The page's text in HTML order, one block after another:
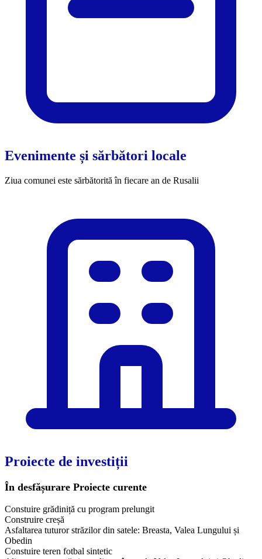
Evenimente și sărbători locale
Ziua comunei este sărbătorită în fiecare an de Rusalii
Proiecte de investiții
În desfășurare Proiecte curente
Constuire grădiniță cu program prelungit
Construire creșă
Asfaltarea tuturor străzilor din satele: Breasta, Valea Lungului și
Obedin
Constuire teren fotbal sintetic